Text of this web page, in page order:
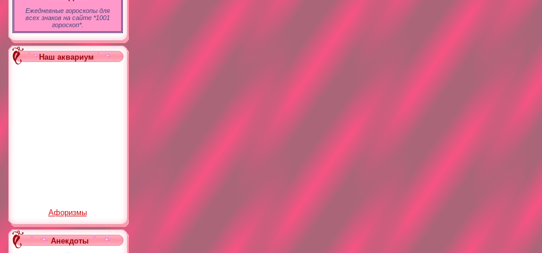
Ежедневные гороскопы для
всех знаков на сайте *1001
гороскоп*.
Наш аквариум
Афоризмы
Анекдоты